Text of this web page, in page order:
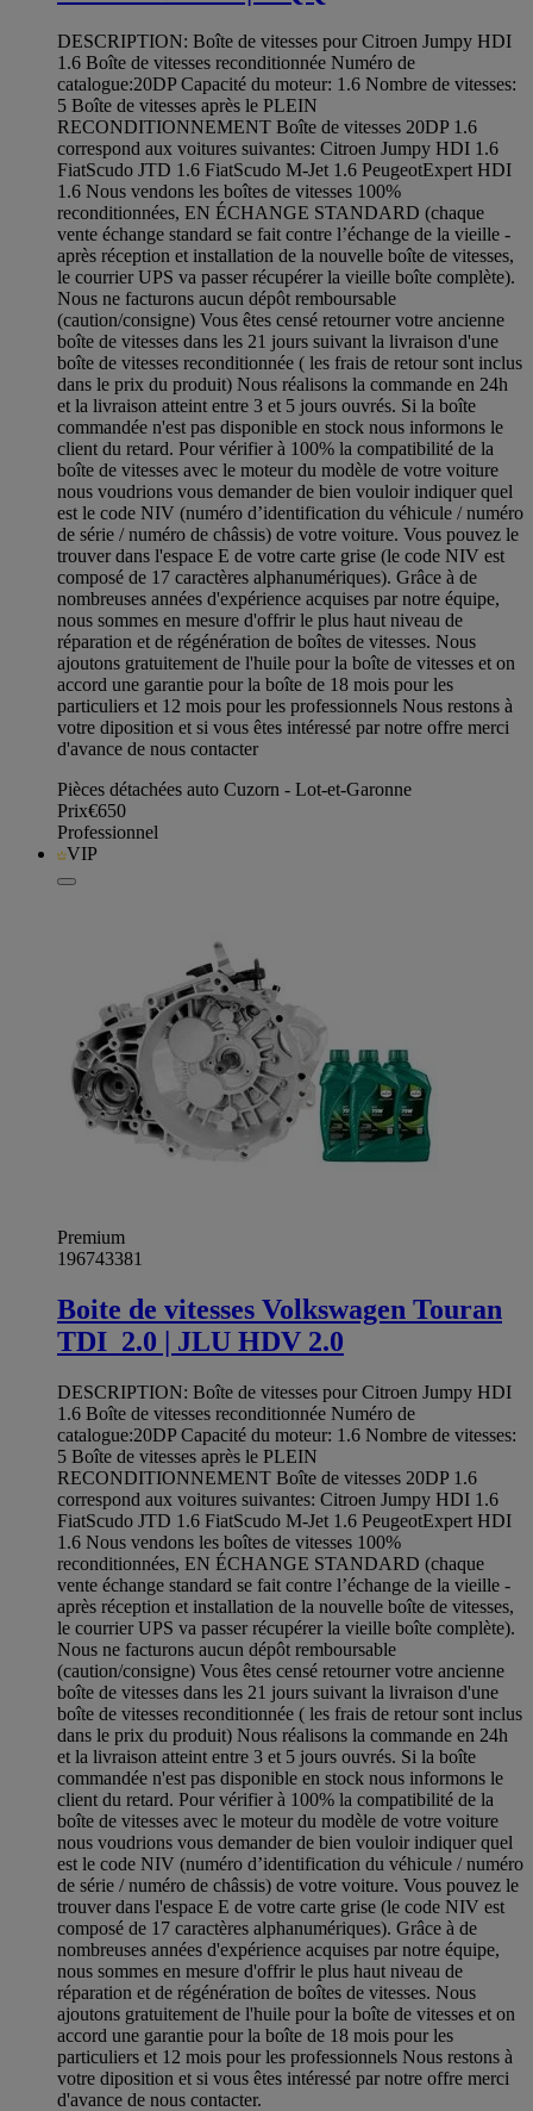
DESCRIPTION: Boîte de vitesses pour Citroen Jumpy HDI
1.6 Boîte de vitesses reconditionnée Numéro de
catalogue:20DP Capacité du moteur: 1.6 Nombre de vitesses:
5 Boîte de vitesses après le PLEIN
RECONDITIONNEMENT Boîte de vitesses 20DP 1.6
correspond aux voitures suivantes: Citroen Jumpy HDI 1.6
FiatScudo JTD 1.6 FiatScudo M-Jet 1.6 PeugeotExpert HDI
1.6 Nous vendons les boîtes de vitesses 100%
reconditionnées, EN ÉCHANGE STANDARD (chaque
vente échange standard se fait contre l’échange de la vieille -
après réception et installation de la nouvelle boîte de vitesses,
le courrier UPS va passer récupérer la vieille boîte complète).
Nous ne facturons aucun dépôt remboursable
(caution/consigne) Vous êtes censé retourner votre ancienne
boîte de vitesses dans les 21 jours suivant la livraison d'une
boîte de vitesses reconditionnée ( les frais de retour sont inclus
dans le prix du produit) Nous réalisons la commande en 24h
et la livraison atteint entre 3 et 5 jours ouvrés. Si la boîte
commandée n'est pas disponible en stock nous informons le
client du retard. Pour vérifier à 100% la compatibilité de la
boîte de vitesses avec le moteur du modèle de votre voiture
nous voudrions vous demander de bien vouloir indiquer quel
est le code NIV (numéro d’identification du véhicule / numéro
de série / numéro de châssis) de votre voiture. Vous pouvez le
trouver dans l'espace E de votre carte grise (le code NIV est
composé de 17 caractères alphanumériques). Grâce à de
nombreuses années d'expérience acquises par notre équipe,
nous sommes en mesure d'offrir le plus haut niveau de
réparation et de régénération de boîtes de vitesses. Nous
ajoutons gratuitement de l'huile pour la boîte de vitesses et on
accord une garantie pour la boîte de 18 mois pour les
particuliers et 12 mois pour les professionnels Nous restons à
votre diposition et si vous êtes intéressé par notre offre merci
d'avance de nous contacter
Pièces détachées auto Cuzorn - Lot-et-Garonne
Prix€650
Professionnel
VIP
Premium
196743381
Boite de vitesses Volkswagen Touran
TDI_2.0 | JLU HDV 2.0
DESCRIPTION: Boîte de vitesses pour Citroen Jumpy HDI
1.6 Boîte de vitesses reconditionnée Numéro de
catalogue:20DP Capacité du moteur: 1.6 Nombre de vitesses:
5 Boîte de vitesses après le PLEIN
RECONDITIONNEMENT Boîte de vitesses 20DP 1.6
correspond aux voitures suivantes: Citroen Jumpy HDI 1.6
FiatScudo JTD 1.6 FiatScudo M-Jet 1.6 PeugeotExpert HDI
1.6 Nous vendons les boîtes de vitesses 100%
reconditionnées, EN ÉCHANGE STANDARD (chaque
vente échange standard se fait contre l’échange de la vieille -
après réception et installation de la nouvelle boîte de vitesses,
le courrier UPS va passer récupérer la vieille boîte complète).
Nous ne facturons aucun dépôt remboursable
(caution/consigne) Vous êtes censé retourner votre ancienne
boîte de vitesses dans les 21 jours suivant la livraison d'une
boîte de vitesses reconditionnée ( les frais de retour sont inclus
dans le prix du produit) Nous réalisons la commande en 24h
et la livraison atteint entre 3 et 5 jours ouvrés. Si la boîte
commandée n'est pas disponible en stock nous informons le
client du retard. Pour vérifier à 100% la compatibilité de la
boîte de vitesses avec le moteur du modèle de votre voiture
nous voudrions vous demander de bien vouloir indiquer quel
est le code NIV (numéro d’identification du véhicule / numéro
de série / numéro de châssis) de votre voiture. Vous pouvez le
trouver dans l'espace E de votre carte grise (le code NIV est
composé de 17 caractères alphanumériques). Grâce à de
nombreuses années d'expérience acquises par notre équipe,
nous sommes en mesure d'offrir le plus haut niveau de
réparation et de régénération de boîtes de vitesses. Nous
ajoutons gratuitement de l'huile pour la boîte de vitesses et on
accord une garantie pour la boîte de 18 mois pour les
particuliers et 12 mois pour les professionnels Nous restons à
votre diposition et si vous êtes intéressé par notre offre merci
d'avance de nous contacter.